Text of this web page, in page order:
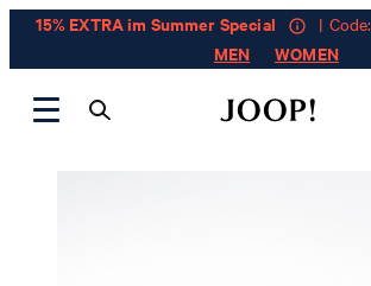
15% EXTRA im Summer Special | Code:
MEN
WOMEN